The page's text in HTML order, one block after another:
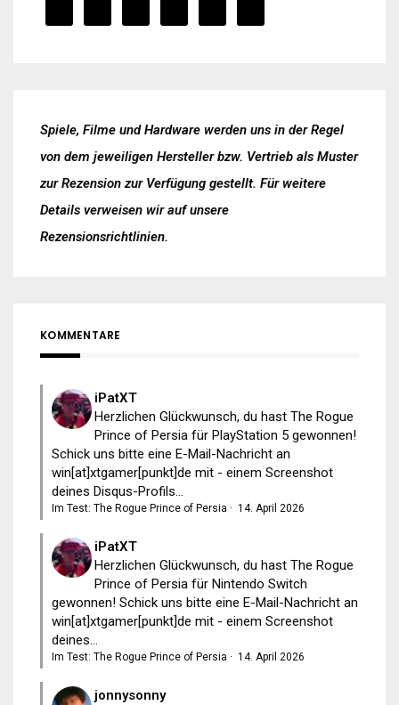
Spiele, Filme und Hardware werden uns in der Regel
von dem jeweiligen Hersteller bzw. Vertrieb als Muster
zur Rezension zur Verfügung gestellt. Für weitere
Details verweisen wir auf unsere
Rezensionsrichtlinien.
KOMMENTARE
iPatXT
Herzlichen Glückwunsch, du hast The Rogue
Prince of Persia für PlayStation 5 gewonnen!
Schick uns bitte eine E-Mail-Nachricht an
win[at]xtgamer[punkt]de mit - einem Screenshot
deines Disqus-Profils...
Im Test: The Rogue Prince of Persia · 14. April 2026
iPatXT
Herzlichen Glückwunsch, du hast The Rogue
Prince of Persia für Nintendo Switch
gewonnen! Schick uns bitte eine E-Mail-Nachricht an
win[at]xtgamer[punkt]de mit - einem Screenshot
deines...
Im Test: The Rogue Prince of Persia · 14. April 2026
jonnysonny